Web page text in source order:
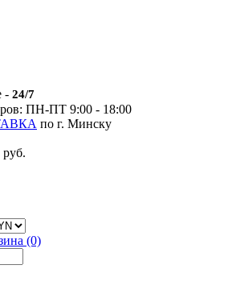
- 24/7
ПН-ПТ 9:00 - 18:00
по г. Минску
руб.
(0)